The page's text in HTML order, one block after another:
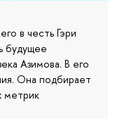
в честь Гэри
будущее
Азимова. В его
Она подбирает
метрик